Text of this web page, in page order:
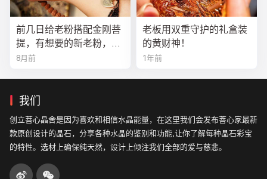
前几日给老粉搭配金刚菩
提，有想要的新老粉，都
可以来排队
8月前
老板用双重守护的礼盒装
的黄财神！
1年前
我们
创立菩心晶舍是因为喜欢和相信水晶能量，在这里我们会发布菩心家最新
款原创设计的晶石，分享各种水晶的鉴别和功能,让你了解每种晶石彩宝
的特性。选材上确保纯天然，设计上倾注我们全部的爱与慈悲。